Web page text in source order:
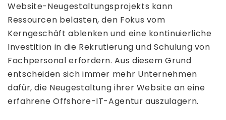
Website-Neugestaltungsprojekts kann
Ressourcen belasten, den Fokus vom
Kerngeschäft ablenken und eine kontinuierliche
Investition in die Rekrutierung und Schulung von
Fachpersonal erfordern. Aus diesem Grund
entscheiden sich immer mehr Unternehmen
dafür, die Neugestaltung ihrer Website an eine
erfahrene Offshore-IT-Agentur auszulagern.